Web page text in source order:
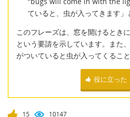
ていると、虫が入ってきます」
このフレーズは、窓を開けるとき
という要請を示しています。また
がついていると虫が入ってくるこ
役に立った
15 10147